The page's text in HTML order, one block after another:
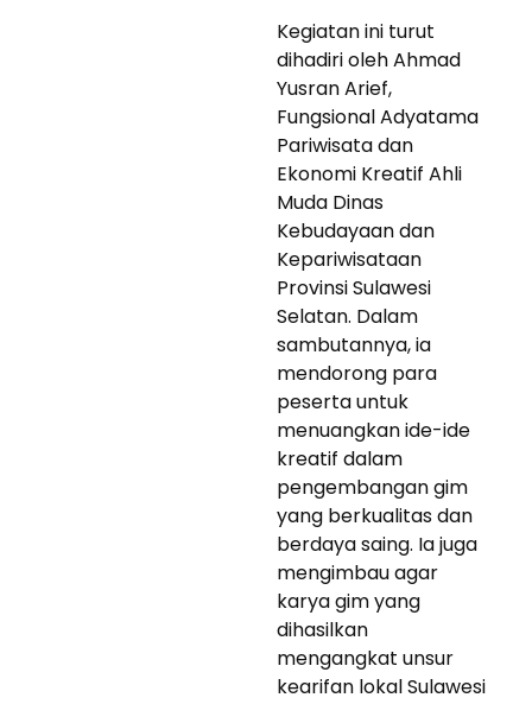
Kegiatan ini turut
dihadiri oleh Ahmad
Yusran Arief,
Fungsional Adyatama
Pariwisata dan
Ekonomi Kreatif Ahli
Muda Dinas
Kebudayaan dan
Kepariwisataan
Provinsi Sulawesi
Selatan. Dalam
sambutannya, ia
mendorong para
peserta untuk
menuangkan ide-ide
kreatif dalam
pengembangan gim
yang berkualitas dan
berdaya saing. Ia juga
mengimbau agar
karya gim yang
dihasilkan
mengangkat unsur
kearifan lokal Sulawesi